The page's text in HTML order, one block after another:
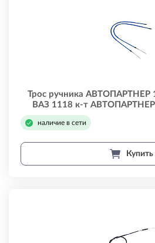
Трос ручника АВТОПАРТНЕР
ВАЗ 1118 к-т
наличие в сети
Купить